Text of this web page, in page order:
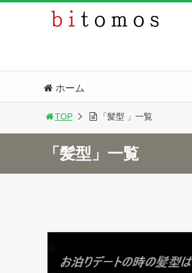
ホーム
TOP 「髪型 」一覧
「髪型」一覧